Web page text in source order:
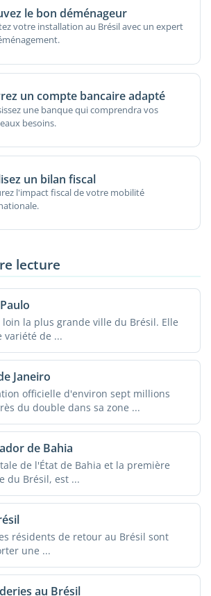
le bon déménageur
votre installation au Brésil avec un expert
un compte bancaire adapté
une banque qui comprendra vos
besoins.
un bilan fiscal
l'impact fiscal de votre mobilité
lecture
loin la plus grande ville du Brésil. Elle
variété de ...
Janeiro
officielle d'environ sept millions
du double dans sa zone ...
de Bahia
de l'État de Bahia et la première
du Brésil, est ...
résidents de retour au Brésil sont
une ...
au Brésil